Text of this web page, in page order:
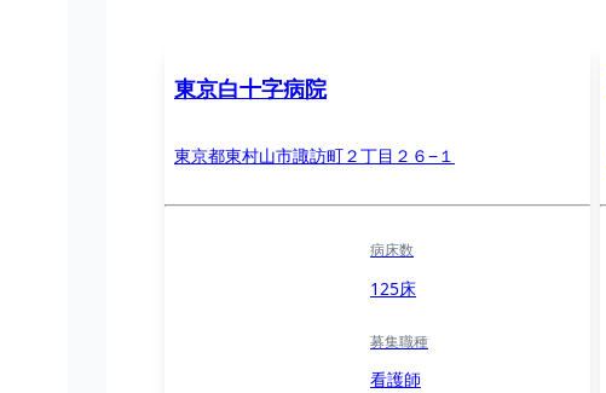
東京白十字病院
東京都東村山市諏訪町２丁目２６−１
病床数
125床
募集職種
看護師